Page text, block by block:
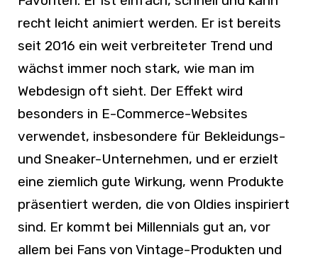
recht leicht animiert werden. Er ist bereits
seit 2016 ein weit verbreiteter Trend und
wächst immer noch stark, wie man im
Webdesign oft sieht. Der Effekt wird
besonders in E-Commerce-Websites
verwendet, insbesondere für Bekleidungs-
und Sneaker-Unternehmen, und er erzielt
eine ziemlich gute Wirkung, wenn Produkte
präsentiert werden, die von Oldies inspiriert
sind. Er kommt bei Millennials gut an, vor
allem bei Fans von Vintage-Produkten und